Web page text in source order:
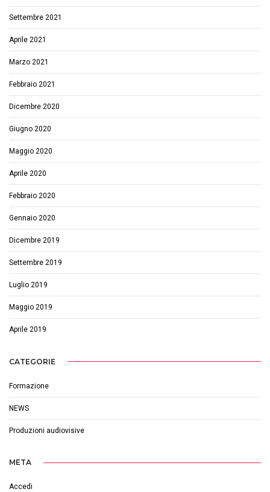
Settembre 2021
Aprile 2021
Marzo 2021
Febbraio 2021
Dicembre 2020
Giugno 2020
Maggio 2020
Aprile 2020
Febbraio 2020
Gennaio 2020
Dicembre 2019
Settembre 2019
Luglio 2019
Maggio 2019
Aprile 2019
CATEGORIE
Formazione
NEWS
Produzioni audiovisive
META
Accedi